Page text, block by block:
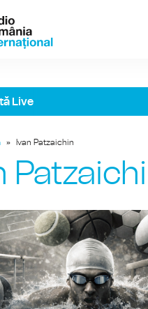
Live
» Ivan Patzaichin